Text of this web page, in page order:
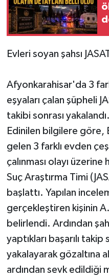
Evleri soyan şahsı
Afyonkarahisar'da 3
eşyaları çalan şüpheli
takibi sonrası yakalandı.
Edinilen bilgilere göre,
gelen 3 farklı evden
çalınması olayı
Suç Araştırma Timi
başlattı. Yapılan
gerçekleştiren kişinin
belirlendi. Ardından
yaptıkları başarılı takip
yakalayarak gözaltına
ardından sevk edildiği